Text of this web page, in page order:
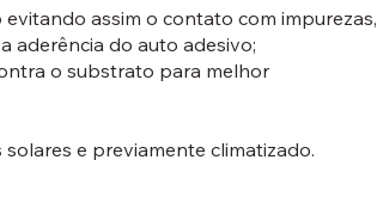
assim o contato com impurezas,
aderência do auto adesivo;
o substrato para melhor
e previamente climatizado.